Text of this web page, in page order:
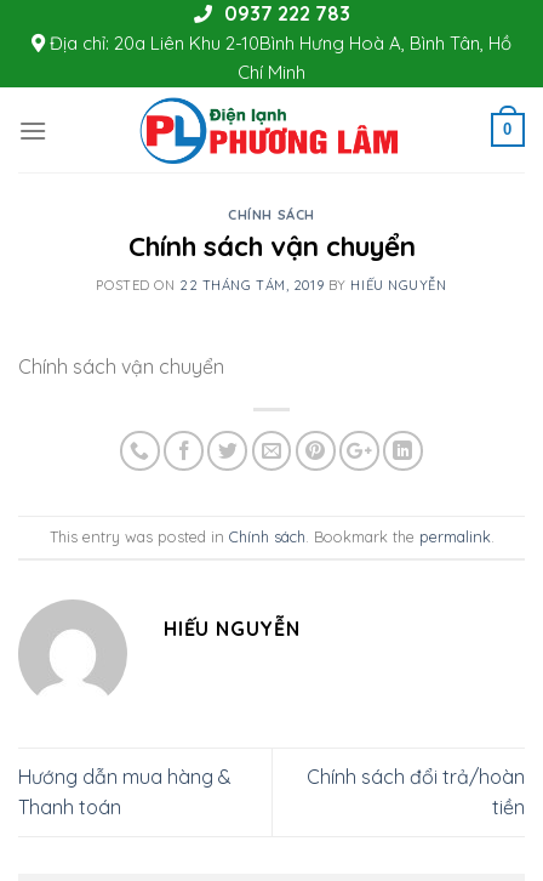
0937 222 783
Địa chỉ: 20a Liên Khu 2-10Bình Hưng Hoà A, Bình Tân, Hồ
Chí Minh
0
CHÍNH SÁCH
Chính sách vận chuyển
POSTED ON 22 THÁNG TÁM, 2019 BY HIẾU NGUYỄN
Chính sách vận chuyển
This entry was posted in Chính sách . Bookmark the permalink
HIẾU NGUYỄN
Hướng dẫn mua hàng &
Thanh toán
Chính sách đổi trả/hoàn
tiền